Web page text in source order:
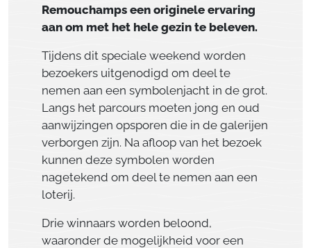
Remouchamps een originele ervaring
aan om met het hele gezin te beleven.
Tijdens dit speciale weekend worden
bezoekers uitgenodigd om deel te
nemen aan een symbolenjacht in de grot.
Langs het parcours moeten jong en oud
aanwijzingen opsporen die in de galerijen
verborgen zijn. Na afloop van het bezoek
kunnen deze symbolen worden
nagetekend om deel te nemen aan een
loterij.
Drie winnaars worden beloond,
waaronder de mogelijkheid voor een